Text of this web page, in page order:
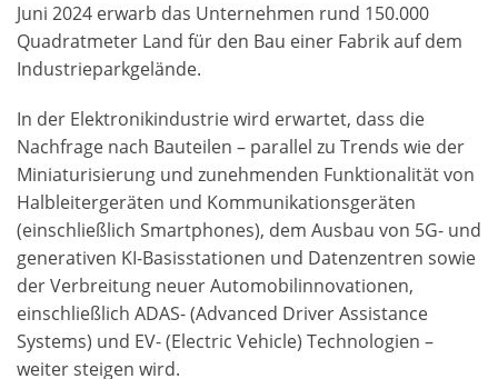
Juni 2024 erwarb das Unternehmen rund 150.000
Quadratmeter Land für den Bau einer Fabrik auf dem
Industrieparkgelände.
In der Elektronikindustrie wird erwartet, dass die
Nachfrage nach Bauteilen – parallel zu Trends wie der
Miniaturisierung und zunehmenden Funktionalität von
Halbleitergeräten und Kommunikationsgeräten
(einschließlich Smartphones), dem Ausbau von 5G- und
generativen KI-Basisstationen und Datenzentren sowie
der Verbreitung neuer Automobilinnovationen,
einschließlich ADAS- (Advanced Driver Assistance
Systems) und EV- (Electric Vehicle) Technologien –
weiter steigen wird.